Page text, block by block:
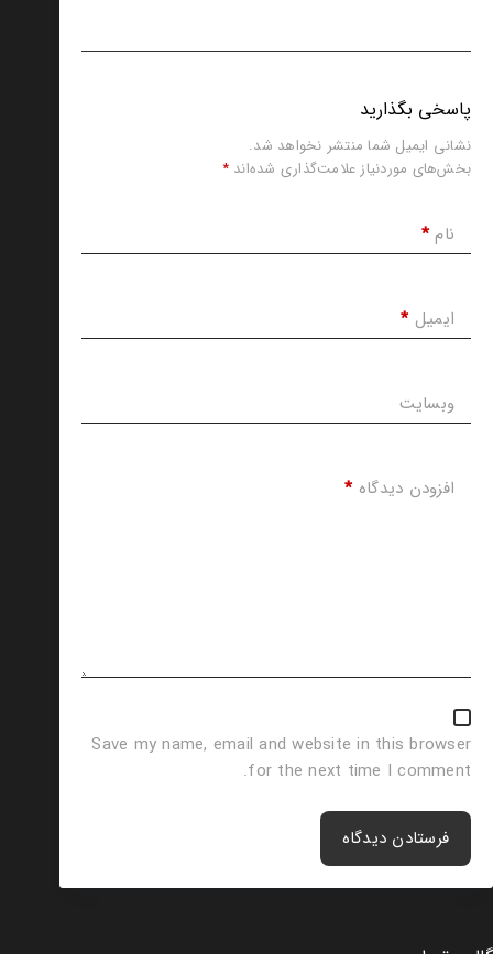
پاسخی بگذارید
نشانی ایمیل شما منتشر نخواهد شد.
بخش‌های موردنیاز علامت‌گذاری شده‌اند*
نام*
ایمیل *
وبسایت
افزودن دیدگاه *
Save my name, email and website in this browser
for the next time I comment.
فرستادن دیدگاه